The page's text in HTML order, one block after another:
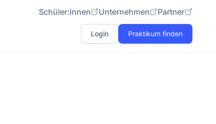
Schüler:innen Unternehmen Partner
Login Praktikum finden